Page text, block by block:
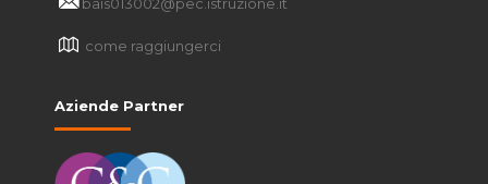
come raggiungerci
Aziende Partner